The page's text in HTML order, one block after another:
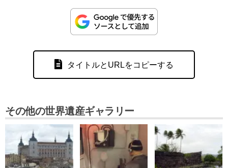
タイトルとURLをコピーする
その他の世界遺産ギャラリー